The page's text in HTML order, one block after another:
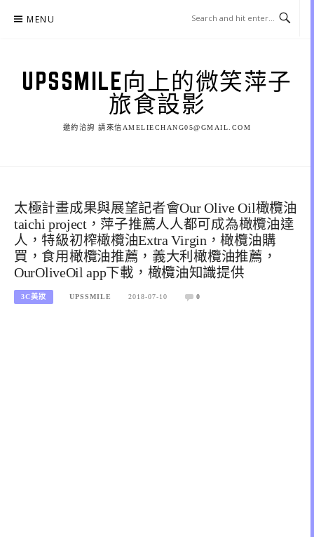
MENU
UPSSMILE向上的微笑萍子
旅食設影
邀約洽詢 請來信AMELIECHANG05@GMAIL.COM
太極計畫成果與展望記者會Our Olive Oil橄欖油
taichi project，萍子推薦人人都可成為橄欖油達
人，特級初榨橄欖油Extra Virgin，橄欖油購
買，食用橄欖油推薦，義大利橄欖油推薦，
OurOliveOil app下載，橄欖油知識提供
3C美妝 UPSSMILE 2018-07-10 0